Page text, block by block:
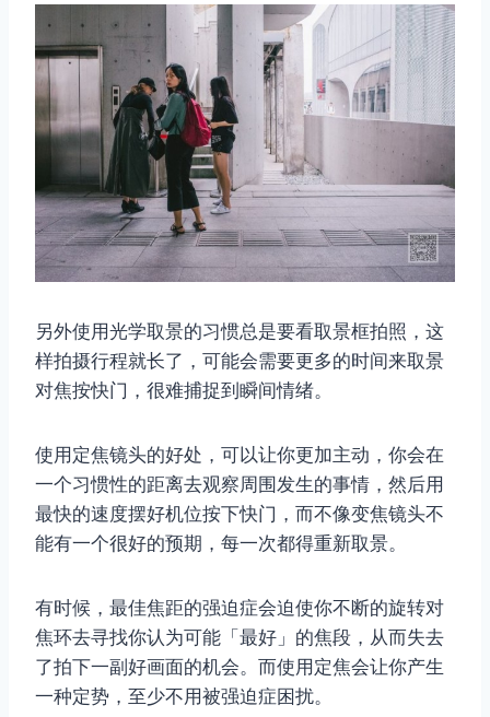
另外使用光学取景的习惯总是要看取景框拍照，这
样拍摄行程就长了，可能会需要更多的时间来取景
对焦按快门，很难捕捉到瞬间情绪。
使用定焦镜头的好处，可以让你更加主动，你会在
一个习惯性的距离去观察周围发生的事情，然后用
最快的速度摆好机位按下快门，而不像变焦镜头不
能有一个很好的预期，每一次都得重新取景。
有时候，最佳焦距的强迫症会迫使你不断的旋转对
焦环去寻找你认为可能「最好」的焦段，从而失去
了拍下一副好画面的机会。而使用定焦会让你产生
一种定势，至少不用被强迫症困扰。